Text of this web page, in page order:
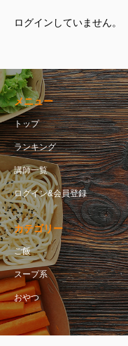
ログインしていません。
メニュー
トップ
ランキング
講師一覧
ログイン&会員登録
カテゴリー
ご飯
スープ系
おやつ